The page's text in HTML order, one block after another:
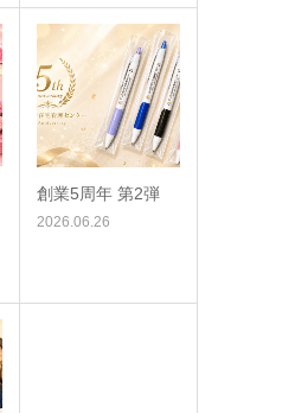
創業5周年 第2弾
2026.06.26